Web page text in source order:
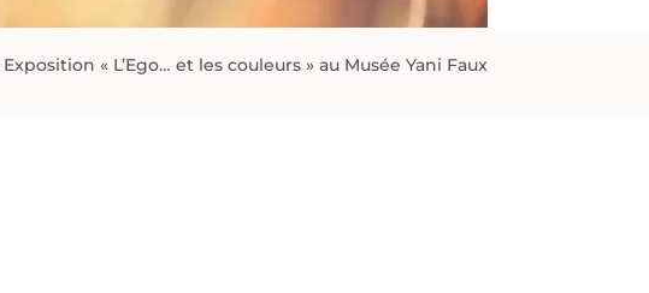
Exposition « L’Ego… et les couleurs » au Musée Yani Faux